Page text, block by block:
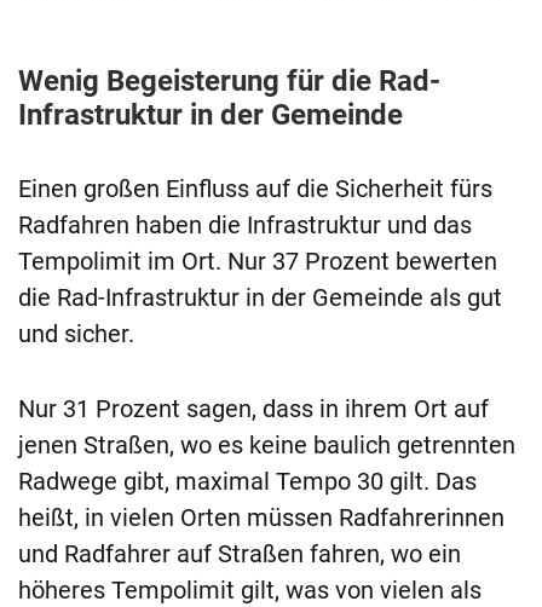
Wenig Begeisterung für die Rad-
Infrastruktur in der Gemeinde
Einen großen Einfluss auf die Sicherheit fürs
Radfahren haben die Infrastruktur und das
Tempolimit im Ort. Nur 37 Prozent bewerten
die Rad-Infrastruktur in der Gemeinde als gut
und sicher.
Nur 31 Prozent sagen, dass in ihrem Ort auf
jenen Straßen, wo es keine baulich getrennten
Radwege gibt, maximal Tempo 30 gilt. Das
heißt, in vielen Orten müssen Radfahrerinnen
und Radfahrer auf Straßen fahren, wo ein
höheres Tempolimit gilt, was von vielen als